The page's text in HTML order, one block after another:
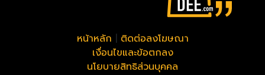
หน้าหลัก
ติดต่อลงโฆษณา
เงื่อนไขและข้อตกลง
นโยบายสิทธิส่วนบุคคล